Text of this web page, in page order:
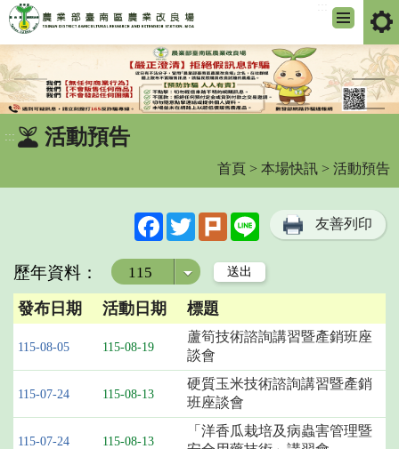
到
主
要
內
塊
::: 活動預告
首頁 > 本場快訊 > 活動預告
FacebookTwitterPlurk Line 友善列印
歷年資料：
年度
發布日期 活動日期 標題
115-08-05 115-08-19
蘆筍技術諮詢講習暨產銷班座
談會
115-07-24 115-08-13
硬質玉米技術諮詢講習暨產銷
班座談會
115-07-24 115-08-13
「洋香瓜栽培及病蟲害管理暨